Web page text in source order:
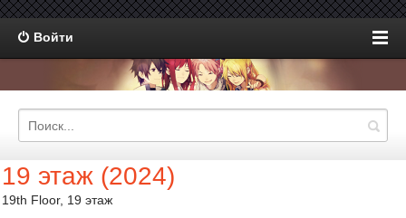
Войти
19 этаж (2024)
19th Floor, 19 этаж